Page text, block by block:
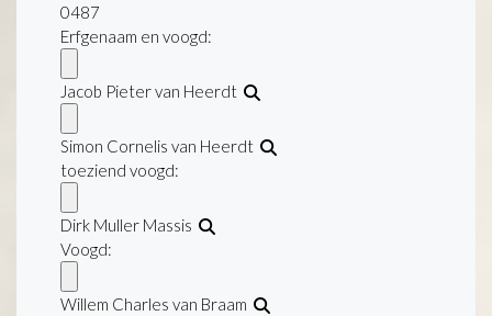
0487
Erfgenaam en voogd:
Jacob Pieter van Heerdt
Simon Cornelis van Heerdt
toeziend voogd:
Dirk Muller Massis
Voogd:
Willem Charles van Braam